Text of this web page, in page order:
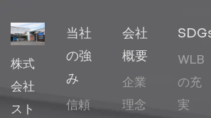
株式
会社
スト
当社
の強
み
信頼
会社
概要
企業
理念
WLB
の充
実